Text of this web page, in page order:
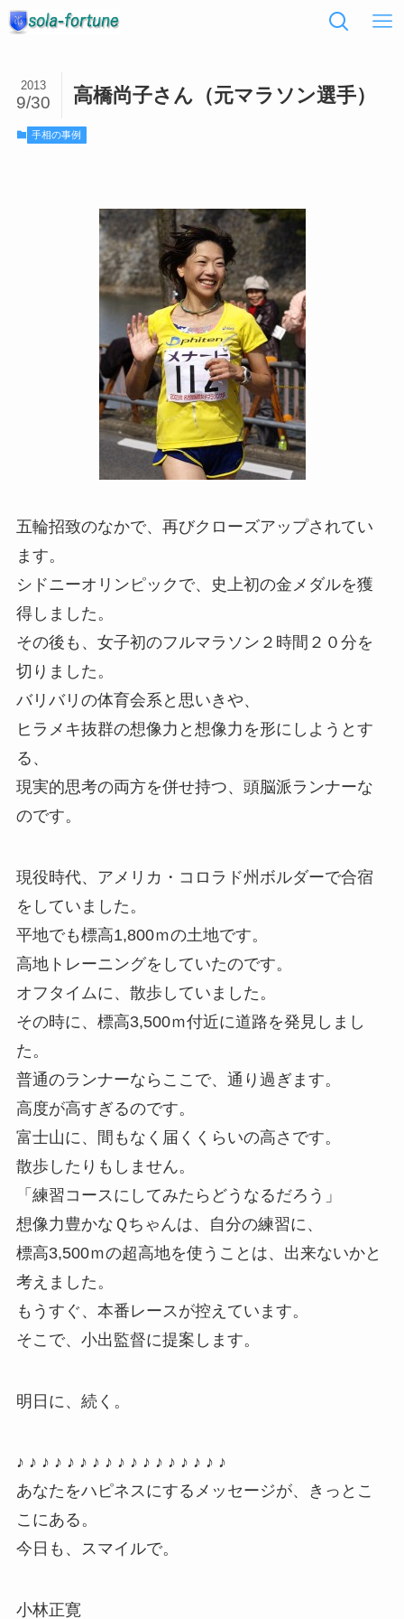
高橋尚子さん（元マラソン選手）
2013
9/30
手相の事例
五輪招致のなかで、再びクローズアップされてい
ます。
シドニーオリンピックで、史上初の金メダルを獲
得しました。
その後も、女子初のフルマラソン２時間２０分を
切りました。
バリバリの体育会系と思いきや、
ヒラメキ抜群の想像力と想像力を形にしようとす
る、
現実的思考の両方を併せ持つ、頭脳派ランナーな
のです。
現役時代、アメリカ・コロラド州ボルダーで合宿
をしていました。
平地でも標高1,800ｍの土地です。
高地トレーニングをしていたのです。
オフタイムに、散歩していました。
その時に、標高3,500ｍ付近に道路を発見しまし
た。
普通のランナーならここで、通り過ぎます。
高度が高すぎるのです。
富士山に、間もなく届くくらいの高さです。
散歩したりもしません。
「練習コースにしてみたらどうなるだろう」
想像力豊かなＱちゃんは、自分の練習に、
標高3,500ｍの超高地を使うことは、出来ないかと
考えました。
もうすぐ、本番レースが控えています。
そこで、小出監督に提案します。
明日に、続く。
♪ ♪ ♪ ♪ ♪ ♪ ♪ ♪ ♪ ♪ ♪ ♪ ♪ ♪ ♪ ♪ ♪
あなたをハピネスにするメッセージが、きっとこ
こにある。
今日も、スマイルで。
小林正寛